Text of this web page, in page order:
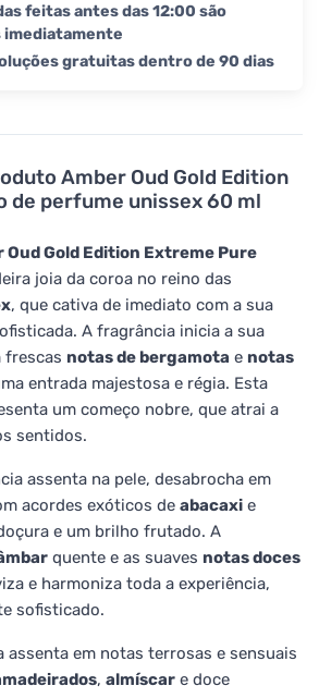
Amber Oud Gold Edition
de perfume unissex 60 ml
Oud Gold Edition Extreme Pure
joia da coroa no reino das
, que cativa de imediato com a sua
A fragrância inicia a sua
frescas notas de bergamota e notas
entrada majestosa e régia. Esta
um começo nobre, que atrai a
sentidos.
assenta na pele, desabrocha em
acordes exóticos de abacaxi e
e um brilho frutado. A
quente e as suaves notas doces
e harmoniza toda a experiência,
sofisticado.
assenta em notas terrosas e sensuais
, almíscar e doce
feitas antes das 12:00 são
imediatamente
gratuitas dentro de 90 dias